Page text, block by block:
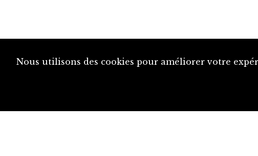
Nous utilisons des cookies pour améliorer votre